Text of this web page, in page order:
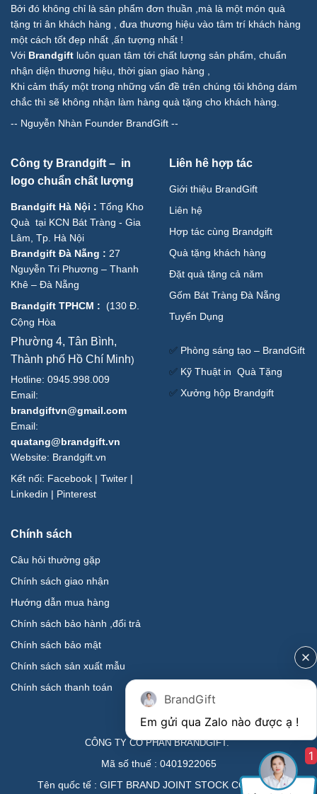
Bởi đó không chỉ là sản phẩm đơn thuần ,mà là một món quà
tặng tri ân khách hàng , đưa thương hiệu vào tâm trí khách hàng
một cách tốt đẹp nhất ,ấn tượng nhất !
Với Brandgift luôn quan tâm tới chất lượng sản phẩm, chuẩn
nhận diện thương hiệu, thời gian giao hàng ,
Khi cảm thấy một trong những vấn đề trên chúng tôi không dám
chắc thì sẽ không nhận làm hàng quà tặng cho khách hàng.
-- Nguyễn Nhàn Founder BrandGift --
Công ty Brandgift – in
logo chuẩn chất lượng
Brandgift Hà Nội : Tổng Kho
Quà tại KCN Bát Tràng - Gia
Lâm, Tp. Hà Nội
Brandgift Đà Nẵng : 27
Nguyễn Tri Phương – Thanh
Khê – Đà Nẵng
Brandgift TPHCM : (130 Đ.
Cộng Hòa
Phường 4, Tân Bình,
Thành phố Hồ Chí Minh)
Hotline: 0945.998.009
Email:
brandgiftvn@gmail.com
Email:
quatang@brandgift.vn
Website: Brandgift.vn
Kết nối: Facebook | Twiter |
Linkedin | Pinterest
Liên hê hợp tác
Giới thiệu BrandGift
Liên hệ
Hợp tác cùng Brandgift
Quà tặng khách hàng
Đặt quà tặng cả năm
Gốm Bát Tràng Đà Nẵng
Tuyển Dụng
✅ Phòng sáng tạo – BrandGift
✅ Kỹ Thuật in Quà Tặng
✅ Xưởng hộp Brandgift
Chính sách
Câu hỏi thường gặp
Chính sách giao nhận
Hướng dẫn mua hàng
Chính sách bảo hành ,đổi trả
Chính sách bảo mật
Chính sách sản xuất mẫu
Chính sách thanh toán
CÔNG TY CỔ PHẦN BRANDGIFT.
Mã số thuế : 0401922065
Tên quốc tế : GIFT BRAND JOINT STOCK COMPANY
BrandGift
1